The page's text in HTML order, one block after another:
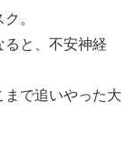
。
ると、不安神経
まで追いやった大